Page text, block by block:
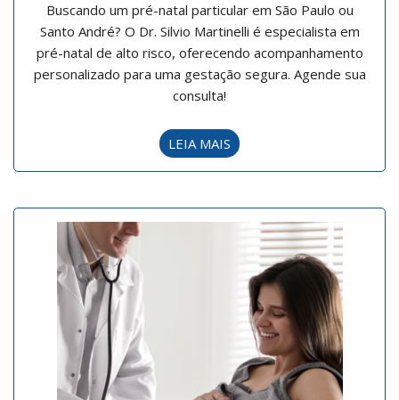
Buscando um pré-natal particular em São Paulo ou
Santo André? O Dr. Silvio Martinelli é especialista em
pré-natal de alto risco, oferecendo acompanhamento
personalizado para uma gestação segura. Agende sua
consulta!
LEIA MAIS